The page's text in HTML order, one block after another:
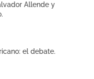
Allende y
el debate.